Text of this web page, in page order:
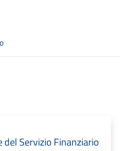
del Servizio Finanziario